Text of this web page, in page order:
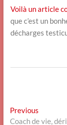
Voilà un article
que c’est un
décharges
Navigation
PreviousPrevious
post:
Coach de vie,